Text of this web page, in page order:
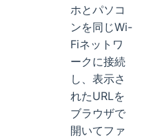
ホとパソコ
ンを同じWi-
Fiネットワ
ークに接続
し、表示さ
れたURLを
ブラウザで
開いてファ